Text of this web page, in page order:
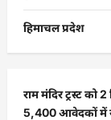
हिमाचल प्रदेश
राम मंदिर ट्रस्ट
5,400 आवेदकों में से